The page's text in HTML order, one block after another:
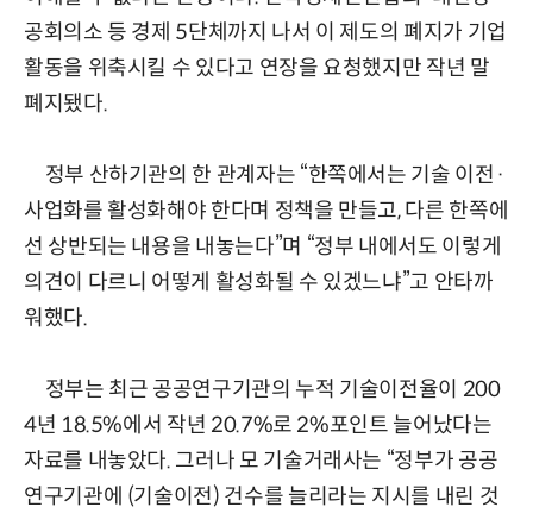
공회의소 등 경제 5단체까지 나서 이 제도의 폐지가 기업
활동을 위축시킬 수 있다고 연장을 요청했지만 작년 말
폐지됐다.
정부 산하기관의 한 관계자는 “한쪽에서는 기술 이전·
사업화를 활성화해야 한다며 정책을 만들고, 다른 한쪽에
선 상반되는 내용을 내놓는다”며 “정부 내에서도 이렇게
의견이 다르니 어떻게 활성화될 수 있겠느냐”고 안타까
워했다.
정부는 최근 공공연구기관의 누적 기술이전율이 200
4년 18.5%에서 작년 20.7%로 2%포인트 늘어났다는
자료를 내놓았다. 그러나 모 기술거래사는 “정부가 공공
연구기관에 (기술이전) 건수를 늘리라는 지시를 내린 것